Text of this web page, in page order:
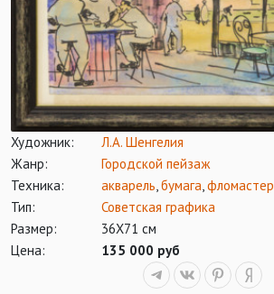
Художник:
Л.А. Шенгелия
Жанр:
Городской пейзаж
Техника:
акварель,бумага,фломастер
Тип:
Советская графика
Размер:
36Х71 см
Цена:
135 000 руб